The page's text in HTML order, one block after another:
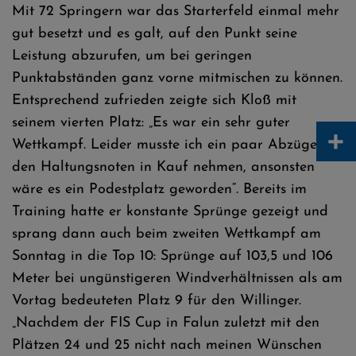
Mit 72 Springern war das Starterfeld einmal mehr
gut besetzt und es galt, auf den Punkt seine
Leistung abzurufen, um bei geringen
Punktabständen ganz vorne mitmischen zu können.
Entsprechend zufrieden zeigte sich Kloß mit
seinem vierten Platz: „Es war ein sehr guter
Wettkampf. Leider musste ich ein paar Abzüge bei
den Haltungsnoten in Kauf nehmen, ansonsten
wäre es ein Podestplatz geworden“. Bereits im
Training hatte er konstante Sprünge gezeigt und
sprang dann auch beim zweiten Wettkampf am
Sonntag in die Top 10: Sprünge auf 103,5 und 106
Meter bei ungünstigeren Windverhältnissen als am
Vortag bedeuteten Platz 9 für den Willinger.
„Nachdem der FIS Cup in Falun zuletzt mit den
Plätzen 24 und 25 nicht nach meinen Wünschen
+